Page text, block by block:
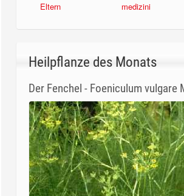
Eltern medizini
Heilpflanze des Monats
Der Fenchel - Foeniculum vulgare